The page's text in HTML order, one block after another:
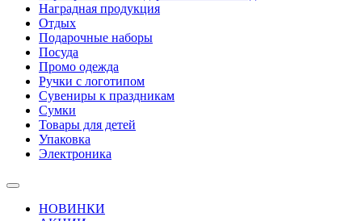
Наградная продукция
Отдых
Подарочные наборы
Посуда
Промо одежда
Ручки с логотипом
Сувениры к праздникам
Сумки
Товары для детей
Упаковка
Электроника
НОВИНКИ